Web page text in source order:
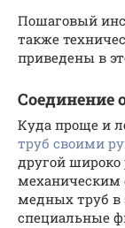
Пошаговый
также
приведены в
Куда проще и
труб своими
другой широко
механическим
медных труб в
специальные